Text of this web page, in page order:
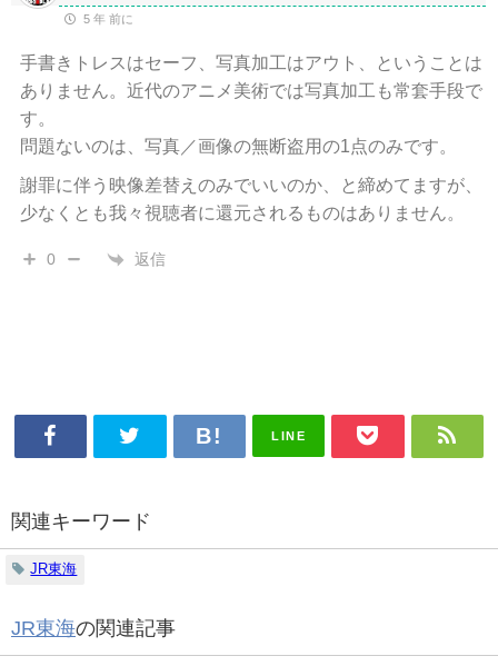
5 年 前に
手書きトレスはセーフ、写真加工はアウト、ということは
ありません。近代のアニメ美術では写真加工も常套手段で
す。
問題ないのは、写真／画像の無断盗用の1点のみです。
謝罪に伴う映像差替えのみでいいのか、と締めてますが、
少なくとも我々視聴者に還元されるものはありません。
0 返信
LINE
関連キーワード
JR東海
JR東海の関連記事